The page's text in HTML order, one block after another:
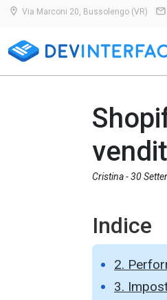
Via Marconi 20, Bussolengo (VR)
Cristina -30
Indice
2.
3.